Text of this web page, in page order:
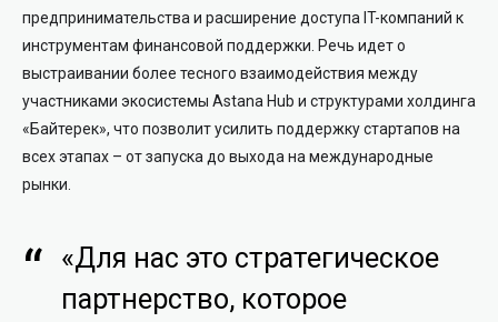
предпринимательства и расширение доступа IT-компаний к
инструментам финансовой поддержки. Речь идет о
выстраивании более тесного взаимодействия между
участниками экосистемы Astana Hub и структурами холдинга
«Байтерек», что позволит усилить поддержку стартапов на
всех этапах – от запуска до выхода на международные
рынки.
«Для нас это стратегическое
партнерство, которое